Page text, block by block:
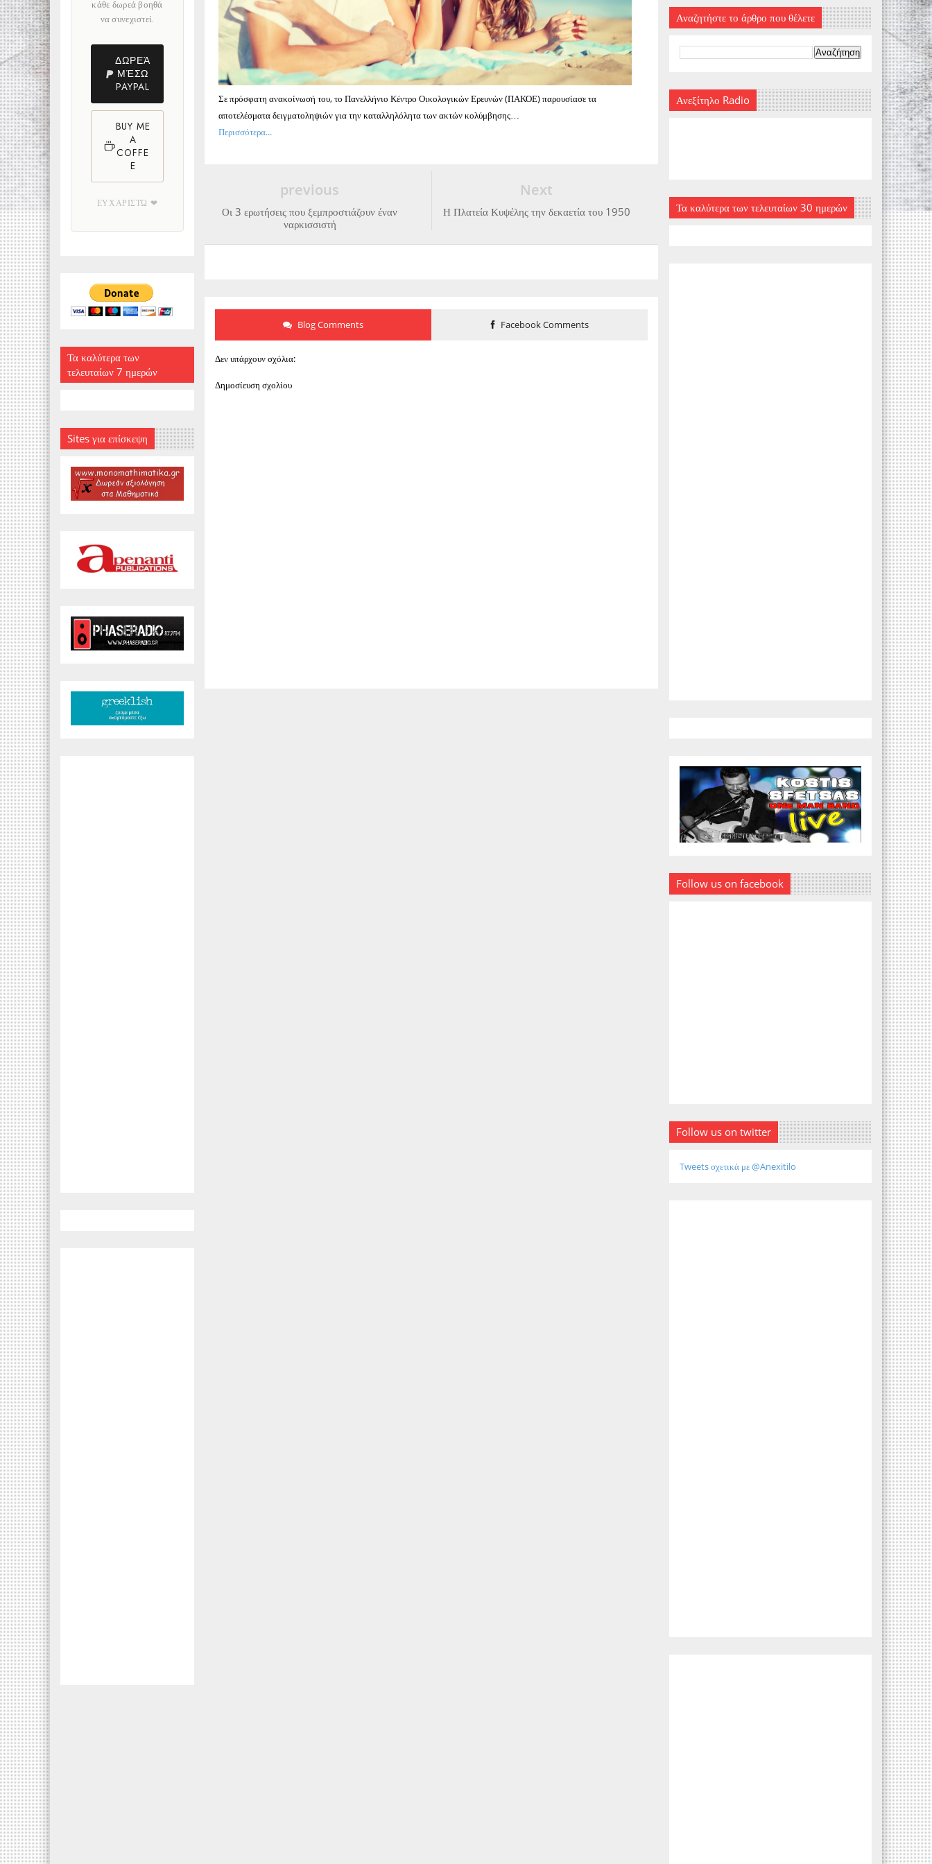
κάθε δωρεά βοηθά
να συνεχιστεί.
ΔΩΡΕΆ
ΜΈΣΩ
PAYPAL
BUY ME
A
COFFE
E
ΕΥΧΑΡΙΣΤΏ ❤
Τα καλύτερα των
τελευταίων 7 ημερών
Sites για επίσκεψη
Σε πρόσφατη ανακοίνωσή του, το Πανελλήνιο Κέντρο Οικολογικών Ερευνών (ΠΑΚΟΕ) παρουσίασε τα
αποτελέσματα δειγματοληψιών για την καταλληλόλητα των ακτών κολύμβησης…
Περισσότερα...
Next
Η Πλατεία Κυψέλης την δεκαετία του 1950
previous
Οι 3 ερωτήσεις που ξεμπροστιάζουν έναν
ναρκισσιστή
Blog Comments Facebook Comments
Δεν υπάρχουν σχόλια:
Δημοσίευση σχολίου
Αναζητήστε το άρθρο που θέλετε
Ανεξίτηλο Radio
Τα καλύτερα των τελευταίων 30 ημερών
Follow us on facebook
Follow us on twitter
Tweets σχετικά με @Anexitilo